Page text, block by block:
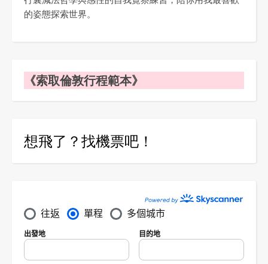
的姿態探索世界。
《索取倫敦行程範本》
想飛了？找機票吧！